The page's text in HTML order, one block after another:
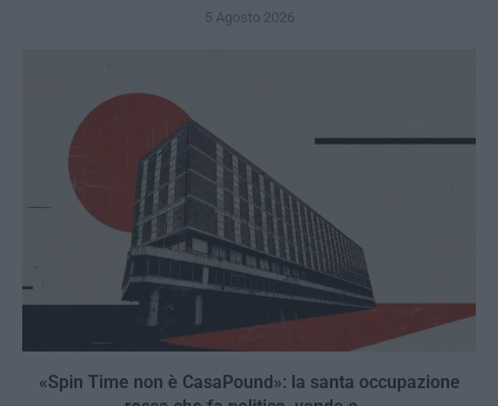
5 Agosto 2026
«Spin Time non è CasaPound»: la santa occupazione